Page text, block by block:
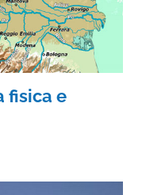
fisica e